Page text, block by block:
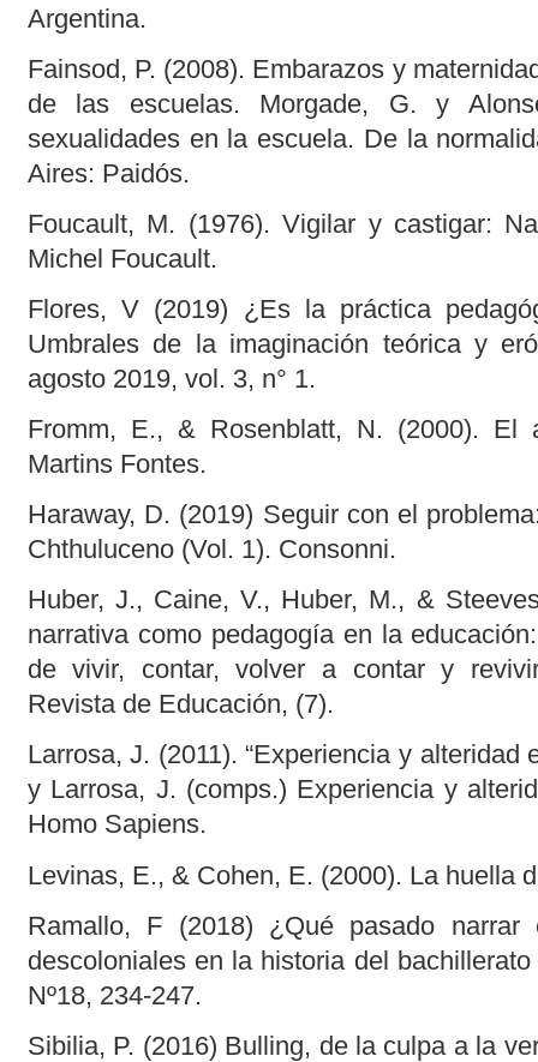
Argentina.
Fainsod, P. (2008). Embarazos y
de las escuelas. Morgade, G. y
sexualidades en la escuela. De la
Aires: Paidós.
Foucault, M. (1976). Vigilar y castigar:
Michel Foucault.
Flores, V (2019) ¿Es la práctica
Umbrales de la imaginación teórica y
agosto 2019, vol. 3, n° 1.
Fromm, E., & Rosenblatt, N. (2000). El
Martins Fontes.
Haraway, D. (2019) Seguir con el
Chthuluceno (Vol. 1). Consonni.
Huber, J., Caine, V., Huber, M., &
narrativa como pedagogía en la
de vivir, contar, volver a contar y
Revista de Educación, (7).
Larrosa, J. (2011). “Experiencia y alteridad
y Larrosa, J. (comps.) Experiencia y
Homo Sapiens.
Levinas, E., & Cohen, E. (2000). La huella
Ramallo, F (2018) ¿Qué pasado narrar
descoloniales en la historia del
Nº18, 234-247.
Sibilia, P. (2016) Bulling, de la culpa a la